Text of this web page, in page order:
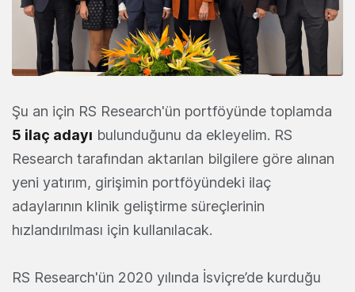
Şu an için RS Research'ün portföyünde toplamda
5 ilaç adayı bulunduğunu da ekleyelim. RS
Research tarafından aktarılan bilgilere göre alınan
yeni yatırım, girişimin portföyündeki ilaç
adaylarının klinik geliştirme süreçlerinin
hızlandırılması için kullanılacak.
RS Research'ün 2020 yılında İsviçre’de kurduğu